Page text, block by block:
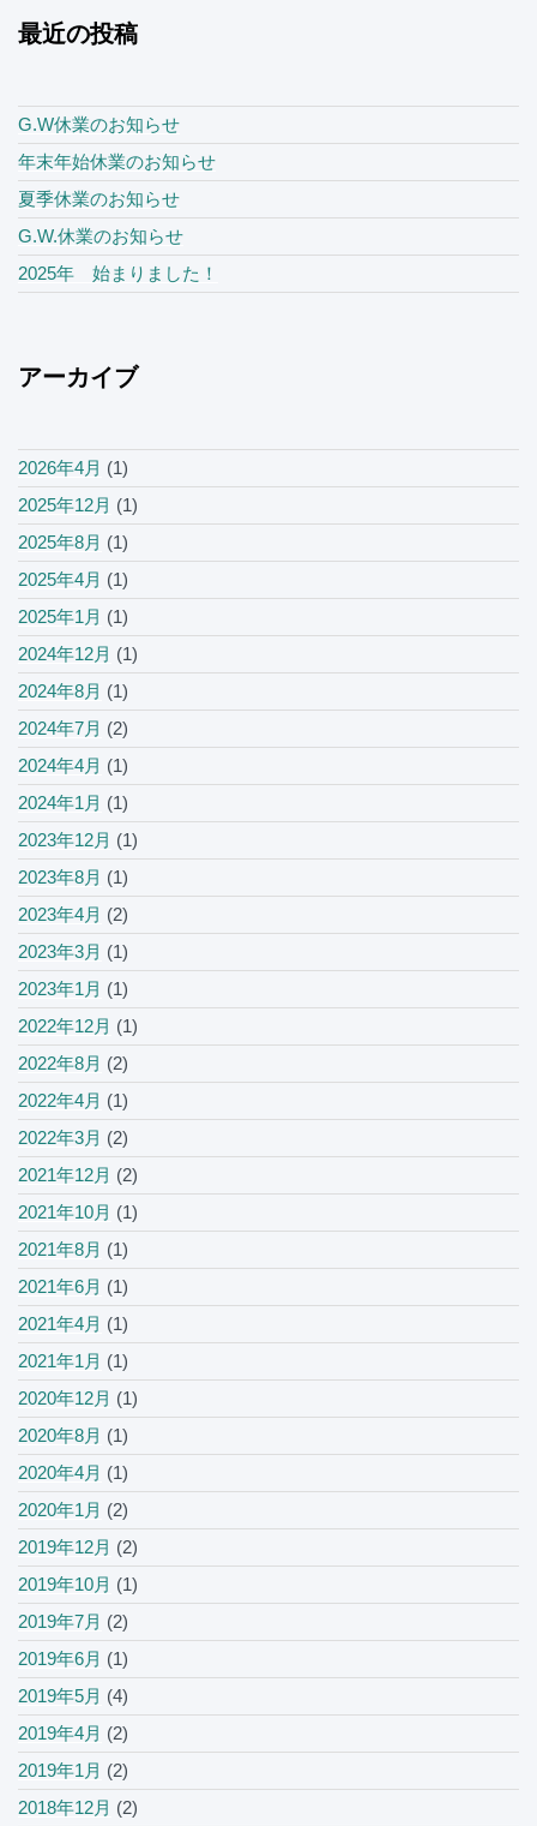
最近の投稿
G.W休業のお知らせ
年末年始休業のお知らせ
夏季休業のお知らせ
G.W.休業のお知らせ
2025年 始まりました！
アーカイブ
2026年4月 (1)
2025年12月 (1)
2025年8月 (1)
2025年4月 (1)
2025年1月 (1)
2024年12月 (1)
2024年8月 (1)
2024年7月 (2)
2024年4月 (1)
2024年1月 (1)
2023年12月 (1)
2023年8月 (1)
2023年4月 (2)
2023年3月 (1)
2023年1月 (1)
2022年12月 (1)
2022年8月 (2)
2022年4月 (1)
2022年3月 (2)
2021年12月 (2)
2021年10月 (1)
2021年8月 (1)
2021年6月 (1)
2021年4月 (1)
2021年1月 (1)
2020年12月 (1)
2020年8月 (1)
2020年4月 (1)
2020年1月 (2)
2019年12月 (2)
2019年10月 (1)
2019年7月 (2)
2019年6月 (1)
2019年5月 (4)
2019年4月 (2)
2019年1月 (2)
2018年12月 (2)